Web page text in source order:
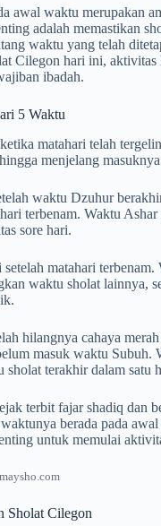
awal waktu merupakan
adalah memastikan
waktu yang telah
Cilegon hari ini, aktivitas
ibadah.
5 Waktu
matahari telah
menjelang
waktu Dzuhur
terbenam. Waktu
sore hari.
matahari
waktu sholat lainnya,
hilangnya cahaya
masuk waktu Subuh.
sholat terakhir dalam satu
terbit fajar shadiq dan
berada pada
untuk memulai
Sholat Cilegon